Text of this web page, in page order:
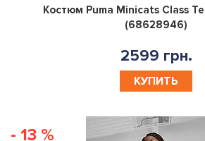
Костюм Puma Minicats Class
(68628946)
2599 грн.
КУПИТЬ
- 13 %